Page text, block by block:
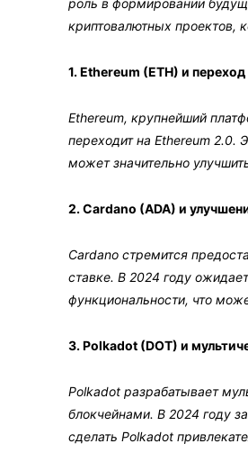
роль в формировании
криптовалютных проектов,
1. Ethereum (ETH) и
Ethereum, крупнейший
переходит на Ethereum 2.0.
может значительно
2. Cardano (ADA) и
Cardano стремится
ставке. В 2024 году
функциональности, что
3. Polkadot (DOT) и
Polkadot разрабатывает
блокчейнами. В 2024 году
сделать Polkadot